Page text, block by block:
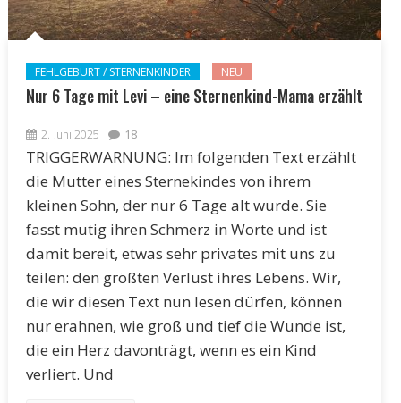
FEHLGEBURT / STERNENKINDER NEU
Nur 6 Tage mit Levi – eine Sternenkind-Mama erzählt
2. Juni 2025 18
TRIGGERWARNUNG: Im folgenden Text erzählt
die Mutter eines Sternekindes von ihrem
kleinen Sohn, der nur 6 Tage alt wurde. Sie
fasst mutig ihren Schmerz in Worte und ist
damit bereit, etwas sehr privates mit uns zu
teilen: den größten Verlust ihres Lebens. Wir,
die wir diesen Text nun lesen dürfen, können
nur erahnen, wie groß und tief die Wunde ist,
die ein Herz davonträgt, wenn es ein Kind
verliert. Und